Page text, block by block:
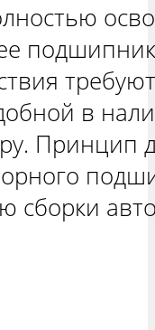
в
Принцип
сборки